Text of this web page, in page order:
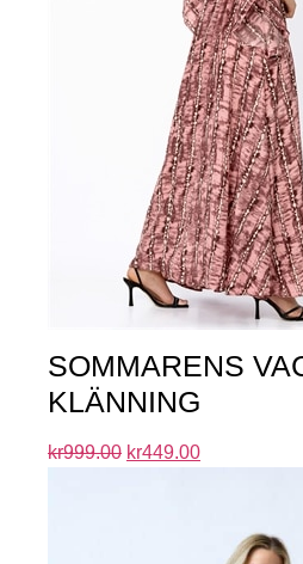
SOMMARENS
KLÄNNING
kr999.00 kr449.00